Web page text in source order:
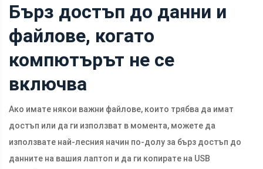
Бърз достъп до данни и
файлове, когато
компютърът не се
включва
Ако имате някои важни файлове, които трябва да имат
достъп или да ги използват в момента, можете да
използвате най-лесния начин по-долу за бърз достъп до
данните на вашия лаптоп и да ги копирате на USB